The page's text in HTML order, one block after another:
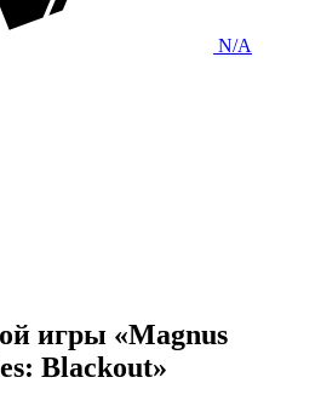
N/A
игры «Magnus
Blackout»